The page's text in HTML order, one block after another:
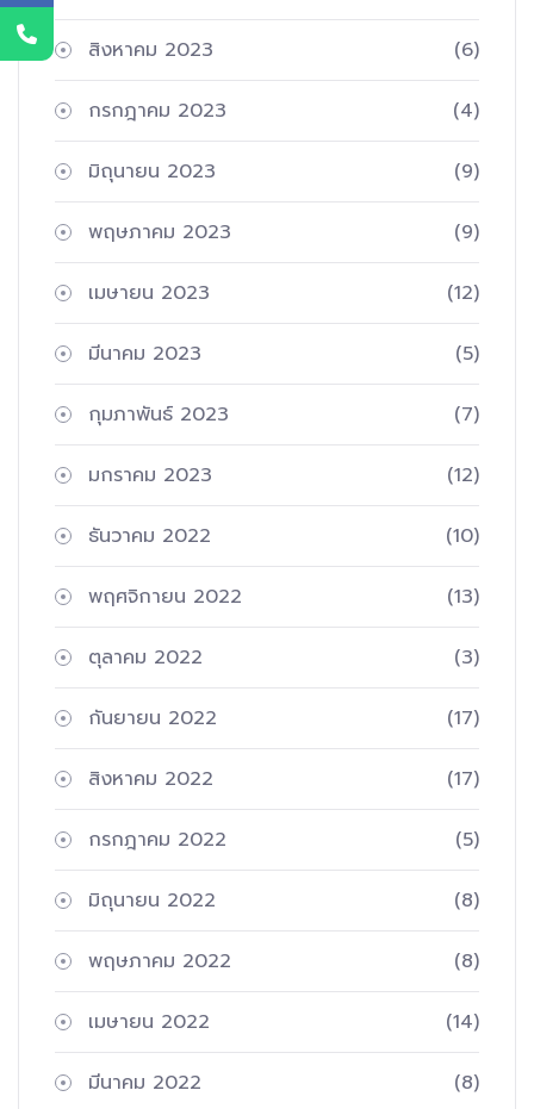
สิงหาคม 2023 (6)
กรกฎาคม 2023 (4)
มิถุนายน 2023 (9)
พฤษภาคม 2023 (9)
เมษายน 2023 (12)
มีนาคม 2023 (5)
กุมภาพันธ์ 2023 (7)
มกราคม 2023 (12)
ธันวาคม 2022 (10)
พฤศจิกายน 2022 (13)
ตุลาคม 2022 (3)
กันยายน 2022 (17)
สิงหาคม 2022 (17)
กรกฎาคม 2022 (5)
มิถุนายน 2022 (8)
พฤษภาคม 2022 (8)
เมษายน 2022 (14)
มีนาคม 2022 (8)